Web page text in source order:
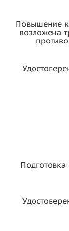
Повышение
возложена